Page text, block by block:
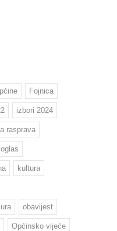
Fojnica
izbori 2024
rasprava
kultura
obavijest
Općinsko vijeće